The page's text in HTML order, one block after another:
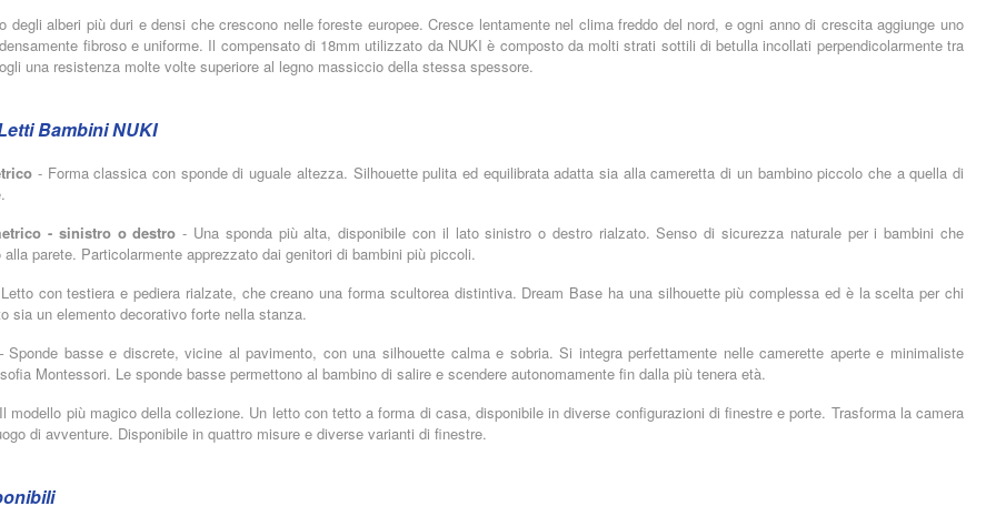
degli alberi più duri e densi che crescono nelle foreste europee. Cresce lentamente nel clima freddo del nord, e ogni anno di crescita aggiunge uno
fibroso e uniforme. Il compensato di 18mm utilizzato da NUKI è composto da molti strati sottili di betulla incollati perpendicolarmente tra
una resistenza molte volte superiore al legno massiccio della stessa spessore.
Bambini NUKI
- Forma classica con sponde di uguale altezza. Silhouette pulita ed equilibrata adatta sia alla cameretta di un bambino piccolo che a quella di
- sinistro o destro - Una sponda più alta, disponibile con il lato sinistro o destro rialzato. Senso di sicurezza naturale per i bambini che
parete. Particolarmente apprezzato dai genitori di bambini più piccoli.
con testiera e pediera rialzate, che creano una forma scultorea distintiva. Dream Base ha una silhouette più complessa ed è la scelta per chi
sia un elemento decorativo forte nella stanza.
basse e discrete, vicine al pavimento, con una silhouette calma e sobria. Si integra perfettamente nelle camerette aperte e minimaliste
Montessori. Le sponde basse permettono al bambino di salire e scendere autonomamente fin dalla più tenera età.
modello più magico della collezione. Un letto con tetto a forma di casa, disponibile in diverse configurazioni di finestre e porte. Trasforma la camera
di avventure. Disponibile in quattro misure e diverse varianti di finestre.